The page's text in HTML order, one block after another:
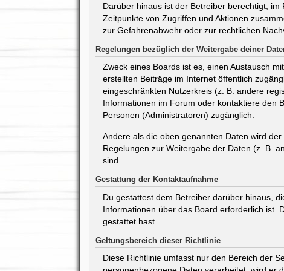
Darüber hinaus ist der Betreiber berechtigt,
Zeitpunkte von Zugriffen und Aktionen
zur Gefahrenabwehr oder zur rechtlichen
Regelungen bezüglich der Weitergabe deiner
Zweck eines Boards ist es, einen Austausch
erstellten Beiträge im Internet öffentlich
eingeschränkten Nutzerkreis (z. B. andere
Informationen im Forum oder kontaktiere den
Personen (Administratoren) zugänglich.
Andere als die oben genannten Daten wird
Regelungen zur Weitergabe der Daten (z. B.
sind.
Gestattung der Kontaktaufnahme
Du gestattest dem Betreiber darüber hinaus,
Informationen über das Board erforderlich ist.
gestattet hast.
Geltungsbereich dieser Richtlinie
Diese Richtlinie umfasst nur den Bereich der